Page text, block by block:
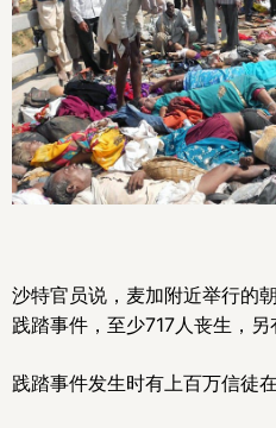
沙特官员说，麦加附近举行的
践踏事件，至少717人丧生，另
践踏事件发生时有上百万信徒在